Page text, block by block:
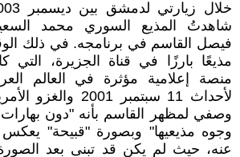
شاهدتُ المذيع السوري محمد
فيصل القاسم في برنامجه. في ذلك
مذيعًا بارزًا في قناة الجزيرة،
منصة إعلامية مؤثرة في العالم
لأحداث 11 سبتمبر
وصفي لمظهر القاسم بأنه "دون بهارات
وجوه مذيعيها" وبصورة "قبيحة" يعكس
عنه، حيث لم يكن قد تبنى بعد